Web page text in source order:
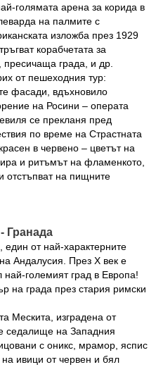
голямата арена за корида в
на палмите с
изложба през 1929
корабчетата за
пресичаща града, и др.
от пешеходния тур:
фасади, вдъхновило
на Росини – операта
се прекланя пред
по време на Страстната
в червено – цветът на
и ритъмът на фламенкото,
отстъпват на пищните
Гранада
един от най-характерните
Андалусия. През Х век е
големият град в Европа!
на града през стария римски
Мескита, изградена от
седалище на Западния
с оникс, мрамор, яспис
на ивици от червен и бял